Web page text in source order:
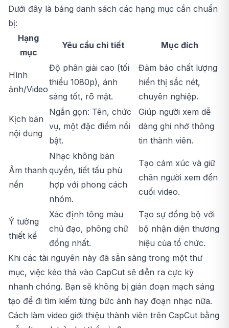
Dưới đây là bảng danh sách các hạng mục cần chuẩn
bị:
Hạng
mục
Yêu cầu chi tiết Mục đích
Hình
ảnh/Video
Độ phân giải cao (tối
thiểu 1080p), ánh
sáng tốt, rõ mặt.
Đảm bảo chất lượng
hiển thị sắc nét,
chuyên nghiệp.
Kịch bản
nội dung
Ngắn gọn: Tên, chức
vụ, một đặc điểm nổi
bật.
Giúp người xem dễ
dàng ghi nhớ thông
tin thành viên.
Âm thanh
nền
Nhạc không bản
quyền, tiết tấu phù
hợp với phong cách
nhóm.
Tạo cảm xúc và giữ
chân người xem đến
cuối video.
Ý tưởng
thiết kế
Xác định tông màu
chủ đạo, phông chữ
đồng nhất.
Tạo sự đồng bộ với
bộ nhận diện thương
hiệu của tổ chức.
Khi các tài nguyên này đã sẵn sàng trong một thư
mục, việc kéo thả vào CapCut sẽ diễn ra cực kỳ
nhanh chóng. Bạn sẽ không bị gián đoạn mạch sáng
tạo để đi tìm kiếm từng bức ảnh hay đoạn nhạc nữa.
Cách làm video giới thiệu thành viên trên CapCut bằng